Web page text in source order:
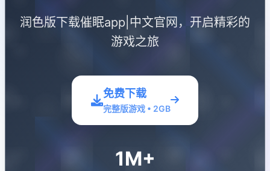
润色版下载催眠app|中文官网，开启精彩的
游戏之旅
免费下载
完整版游戏 • 2GB
1M+